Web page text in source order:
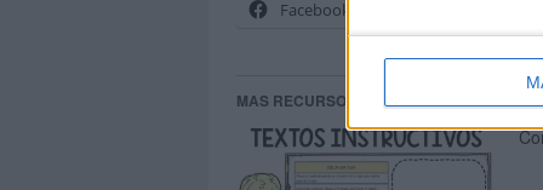
Facebook
MAS RECURSOS SOBRE ESTE TEMA